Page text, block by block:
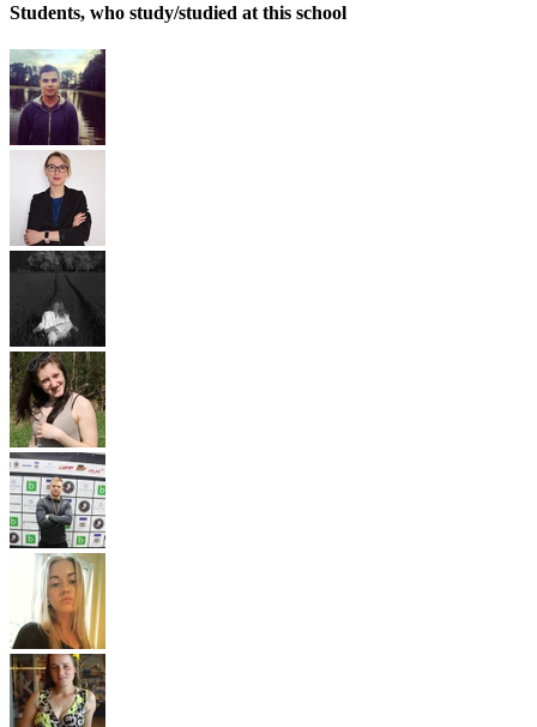
Students, who study/studied at this school